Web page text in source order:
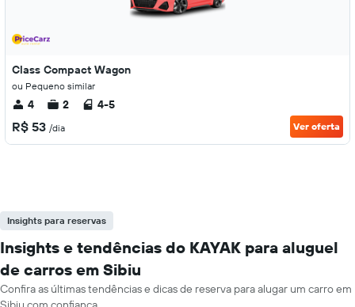
Class Compact Wagon
ou Pequeno similar
4 2 4-5
R$ 53 /dia Ver oferta
Insights para reservas
Insights e tendências do KAYAK para aluguel
de carros em Sibiu
Confira as últimas tendências e dicas de reserva para alugar um carro em